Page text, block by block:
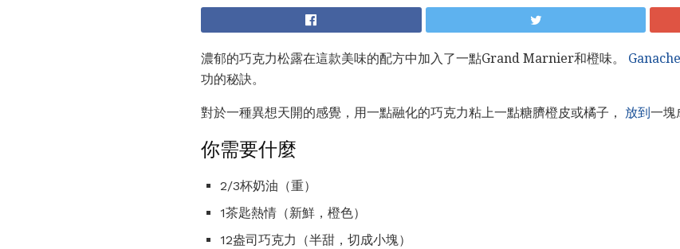
濃郁的巧克力松露在這款美味的配方中加入了一點Grand Marnier和橙味。 Ganache
功的秘訣。
對於一種異想天開的感覺，用一點融化的巧克力粘上一點糖臍橙皮或橘子， 放到 一塊
你需要什麼
2/3杯奶油（重）
1茶匙熱情（新鮮，橙色）
12盎司巧克力（半甜，切成小塊）